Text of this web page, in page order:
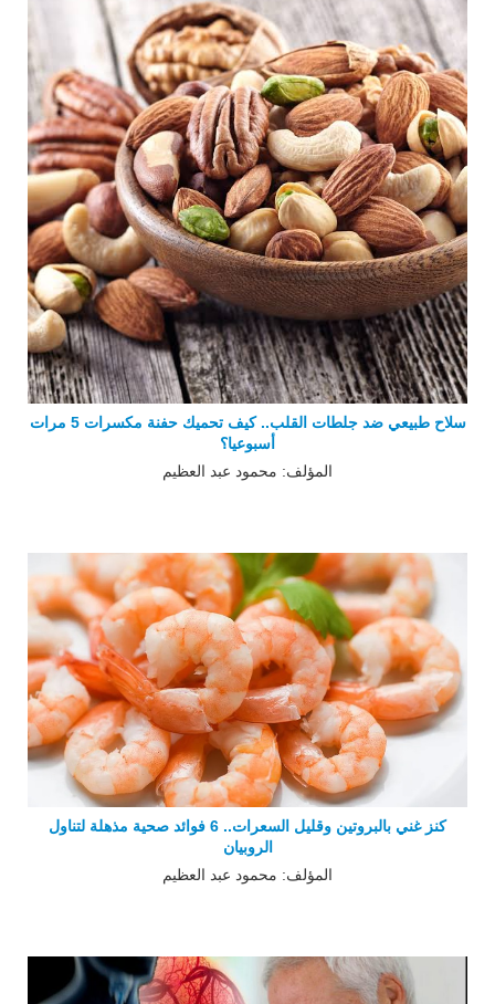
سلاح طبيعي ضد جلطات القلب.. كيف تحميك حفنة مكسرات 5 مرات
أسبوعيا؟
المؤلف: محمود عبد العظيم
كنز غني بالبروتين وقليل السعرات.. 6 فوائد صحية مذهلة لتناول
الروبيان
المؤلف: محمود عبد العظيم